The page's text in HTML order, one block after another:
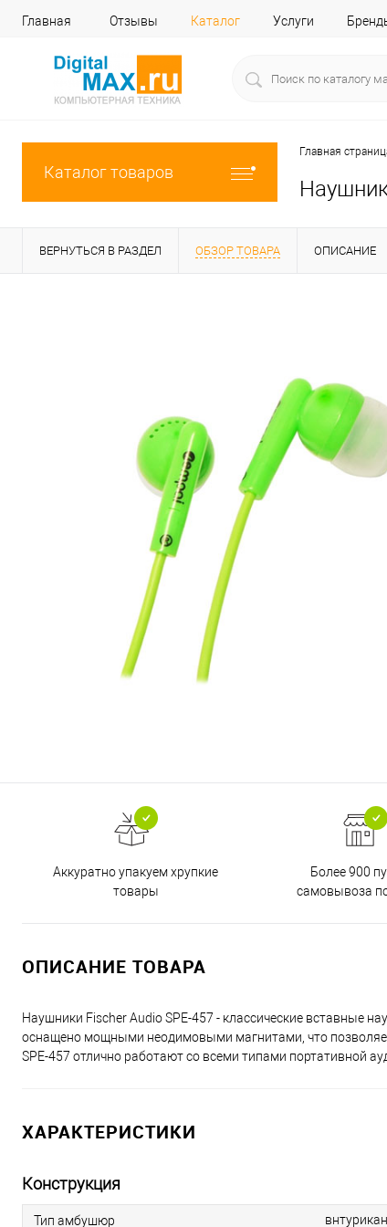
Главная Отзывы Каталог Услуги
Каталог товаров
Главная
ВЕРНУТЬСЯ В РАЗДЕЛ ОБЗОР ТОВАРА ОПИСАНИЕ
Аккуратно упакуем хрупкие
товары
Более 900
самовывоза
ОПИСАНИЕ ТОВАРА
Наушники Fischer Audio SPE-457 - классические вставные
оснащено мощными неодимовыми магнитами, что
SPE-457 отлично работают со всеми типами портативной
ХАРАКТЕРИСТИКИ
Конструкция
Тип амбушюр